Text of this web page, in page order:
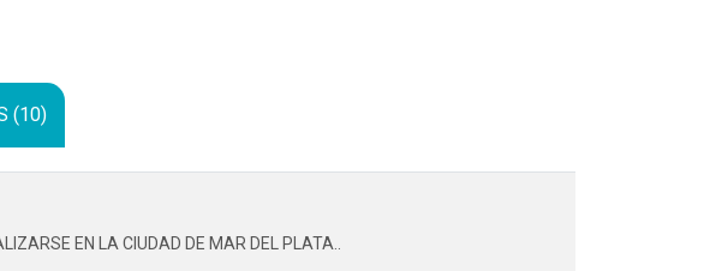
(10)
EN LA CIUDAD DE MAR DEL PLATA..